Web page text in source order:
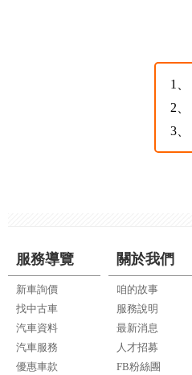
1、
2、
3、
服務導覽
新車詢價
找中古車
汽車資料
汽車服務
優惠車款
關於我們
咱的故事
服務說明
最新消息
人才招募
FB粉絲團